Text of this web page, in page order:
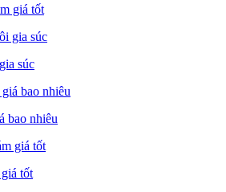
giá tốt
súc
bao nhiêu
tốt